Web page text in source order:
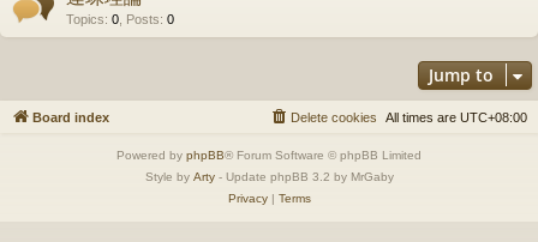
Topics: 0, Posts: 0
Jump to
Board index All times are UTC+08:00
Delete cookies
Powered by phpBB® Forum Software © phpBB Limited
Style by Arty- Update phpBB 3.2 by MrGaby
Privacy| Terms